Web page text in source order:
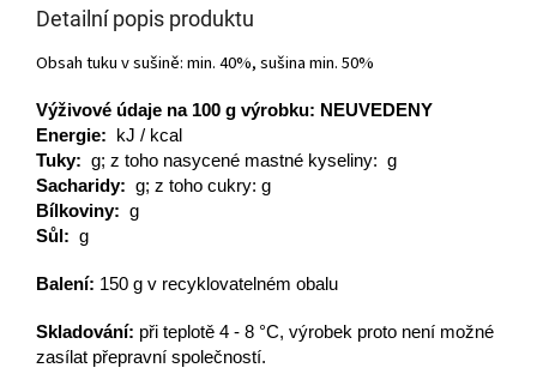
Detailní popis produktu
Obsah tuku v sušině: min. 40%, sušina min. 50%
Výživové údaje na 100 g výrobku: NEUVEDENY
Energie: kJ / kcal
Tuky: g; z toho nasycené mastné kyseliny: g
Sacharidy: g; z toho cukry: g
Bílkoviny: g
Sůl: g
Balení: 150 g v recyklovatelném obalu
Skladování: při teplotě 4 - 8 °C, výrobek proto není možné
zasílat přepravní společností.